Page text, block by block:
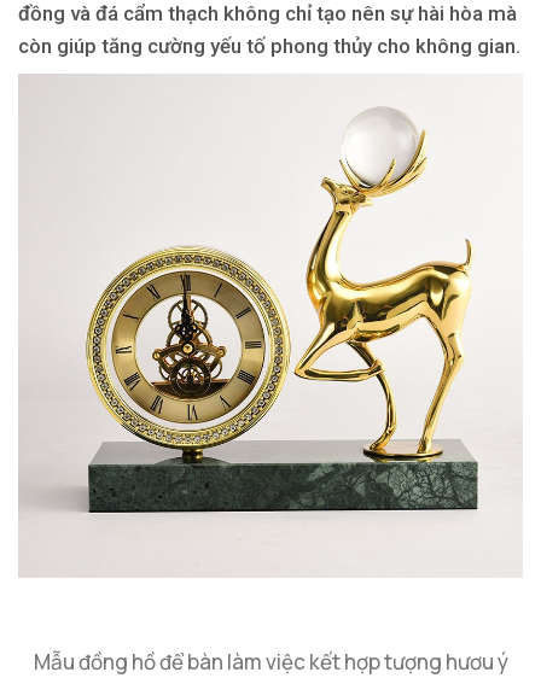
đồng và đá cẩm thạch không chỉ tạo nên sự hài hòa mà
còn giúp tăng cường yếu tố phong thủy cho không gian.
Mẫu đồng hồ để bàn làm việc kết hợp tượng hươu ý